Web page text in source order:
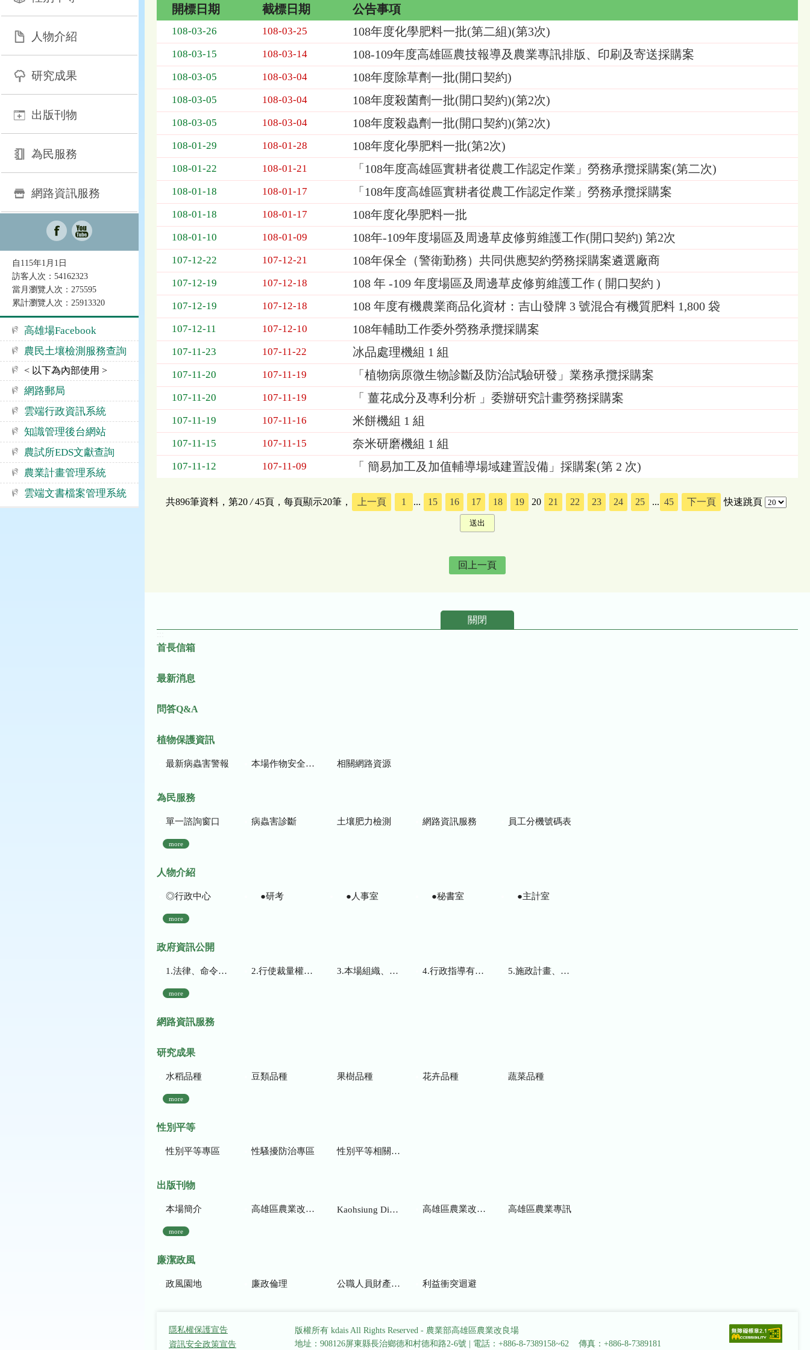
人物介紹
研究成果
出版刊物
為民服務
網路資訊服務
自115年1月1日
訪客人次：54162323
當月瀏覽人次：275595
累計瀏覽人次：25913320
高雄場Facebook
農民土壤檢測服務查詢
< 以下為內部使用 >
網路郵局
雲端行政資訊系統
知識管理後台網站
農試所EDS文獻查詢
農業計畫管理系統
雲端文書檔案管理系統
購
表，
位
為：
期、
標
開標日期 截標日期 公告事項
108-03-26 108-03-25 108年度化學肥料一批(第二組)(第3次)
108-03-15 108-03-14 108-109年度高雄區農技報導及農業專訊排版、印刷及寄送採購案
108-03-05 108-03-04 108年度除草劑一批(開口契約)
108-03-05 108-03-04 108年度殺菌劑一批(開口契約)(第2次)
108-03-05 108-03-04 108年度殺蟲劑一批(開口契約)(第2次)
108-01-29 108-01-28 108年度化學肥料一批(第2次)
108-01-22 108-01-21 「108年度高雄區實耕者從農工作認定作業」勞務承攬採購案(第二次)
108-01-18 108-01-17 「108年度高雄區實耕者從農工作認定作業」勞務承攬採購案
108-01-18 108-01-17 108年度化學肥料一批
108-01-10 108-01-09 108年-109年度場區及周邊草皮修剪維護工作(開口契約) 第2次
107-12-22 107-12-21 108年保全（警衛勤務）共同供應契約勞務採購案遴選廠商
107-12-19 107-12-18 108 年 -109 年度場區及周邊草皮修剪維護工作 ( 開口契約 )
107-12-19 107-12-18 108 年度有機農業商品化資材：吉山發牌 3 號混合有機質肥料 1,800 袋
107-12-11 107-12-10 108年輔助工作委外勞務承攬採購案
107-11-23 107-11-22 冰品處理機組 1 組
107-11-20 107-11-19 「植物病原微生物診斷及防治試驗研發」業務承攬採購案
107-11-20 107-11-19 「 薑花成分及專利分析 」委辦研究計畫勞務採購案
107-11-19 107-11-16 米餅機組 1 組
107-11-15 107-11-15 奈米研磨機組 1 組
107-11-12 107-11-09 「 簡易加工及加值輔導場域建置設備」採購案(第 2 次)
共896筆資料，第20 /45頁，每頁顯示20筆， 上一頁 1 ... 15 16 17 18 19 20 21 22 23 24 25 ... 45 下一頁 快速跳頁
回上一頁
關閉
首長信箱
最新消息
問答Q&A
植物保護資訊
最新病蟲害警報 本場作物安全用藥資訊 相關網路資源
為民服務
單一諮詢窗口 病蟲害診斷 土壤肥力檢測 網路資訊服務 員工分機號碼表
more
人物介紹
◎行政中心 ●研考 ●人事室 ●秘書室 ●主計室
more
政府資訊公開
1.法律、命令、法規命令 2.行使裁量權而訂頒之解釋性規定及裁量基準 3.本場組織、職掌及聯絡資訊 4.行政指導有關文書 5.施政計畫、業務統計及研究報告
more
網路資訊服務
研究成果
水稻品種 豆類品種 果樹品種 花卉品種 蔬菜品種
more
性別平等
性別平等專區 性騷擾防治專區 性別平等相關網站
出版刊物
本場簡介 高雄區農業改良場研究彙報 Kaohsiung District Agricultural Research and Extension Station 高雄區農業改良場年報 高雄區農業專訊
more
廉潔政風
政風園地 廉政倫理 公職人員財產申報 利益衝突迴避
隱私權保護宣告
資訊安全政策宣告
版權所有 kdais All Rights Reserved - 農業部高雄區農業改良場
地址：908126屏東縣長治鄉德和村德和路2-6號
電話：+886-8-7389158~62 傳真：+886-8-7389181